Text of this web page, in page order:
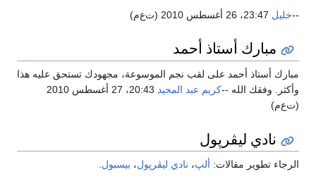
خليل23:47، 26 أغسطس 2010 (ت‌ع‌م)
مبارك أستاذ أحمد
أستاذ أحمد على لقب نجم الموسوعة، مجهودك تستحق عليه هذا
وفقك الله --كريم عبد المجيد
20:43، 27 أغسطس 2010
نادي ليڤرپول
تطوير مقالات:ألپ، نادي ليڤرپول، بيسبول.